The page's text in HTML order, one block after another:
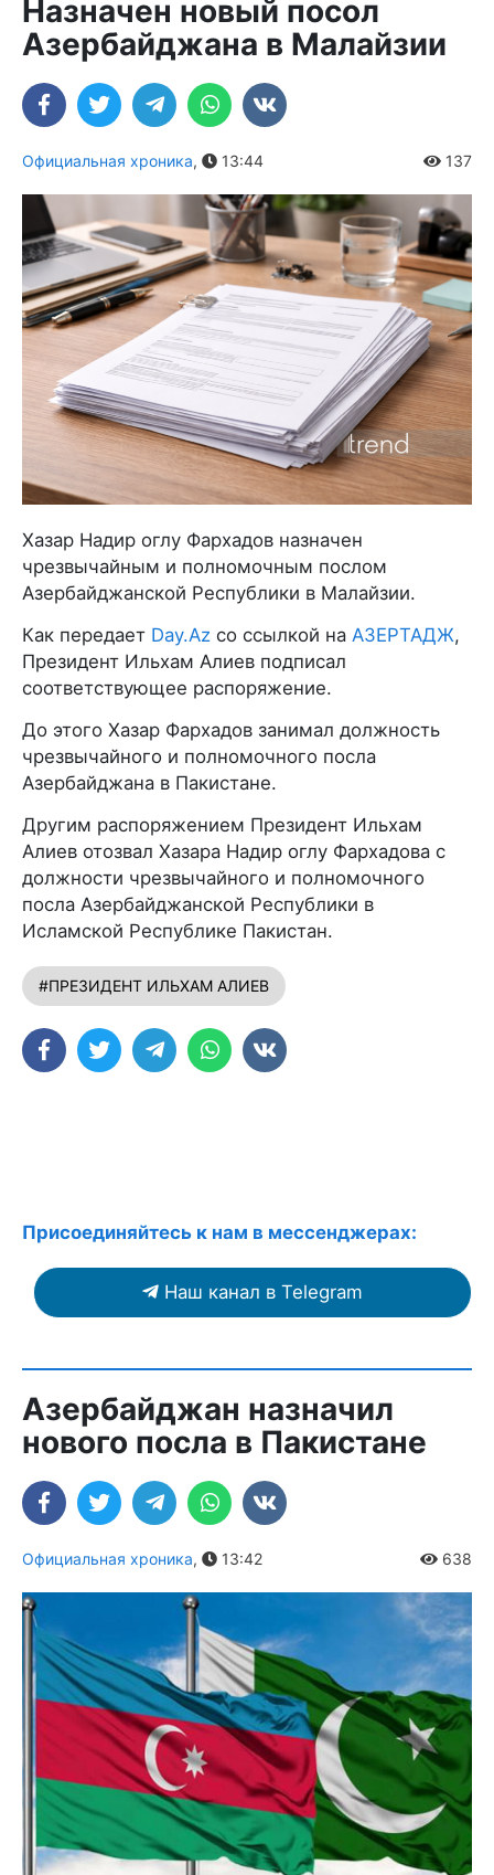
Назначен новый посол
Азербайджана в Малайзии
Официальная хроника, 13:44 137
Хазар Надир оглу Фархадов назначен
чрезвычайным и полномочным послом
Азербайджанской Республики в Малайзии.
Как передает Day.Az со ссылкой на АЗЕРТАДЖ,
Президент Ильхам Алиев подписал
соответствующее распоряжение.
До этого Хазар Фархадов занимал должность
чрезвычайного и полномочного посла
Азербайджана в Пакистане.
Другим распоряжением Президент Ильхам
Алиев отозвал Хазара Надир оглу Фархадова с
должности чрезвычайного и полномочного
посла Азербайджанской Республики в
Исламской Республике Пакистан.
#ПРЕЗИДЕНТ ИЛЬХАМ АЛИЕВ
Присоединяйтесь к нам в мессенджерах:
Наш канал в Telegram
Азербайджан назначил
нового посла в Пакистане
Официальная хроника, 13:42 638